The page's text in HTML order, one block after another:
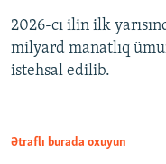
Auto 240p
2026-cı ilin ilk
milyard manatlıq
istehsal edilib.
Ətraflı burada oxuyun